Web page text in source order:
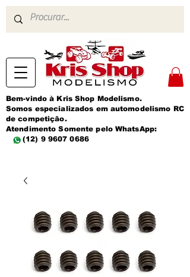
Bem-vindo à Kris Shop Modelismo.
Somos especializados em automodelismo RC
de competição.
Atendimento Somente pelo WhatsApp:
(12) 9 9607 0686